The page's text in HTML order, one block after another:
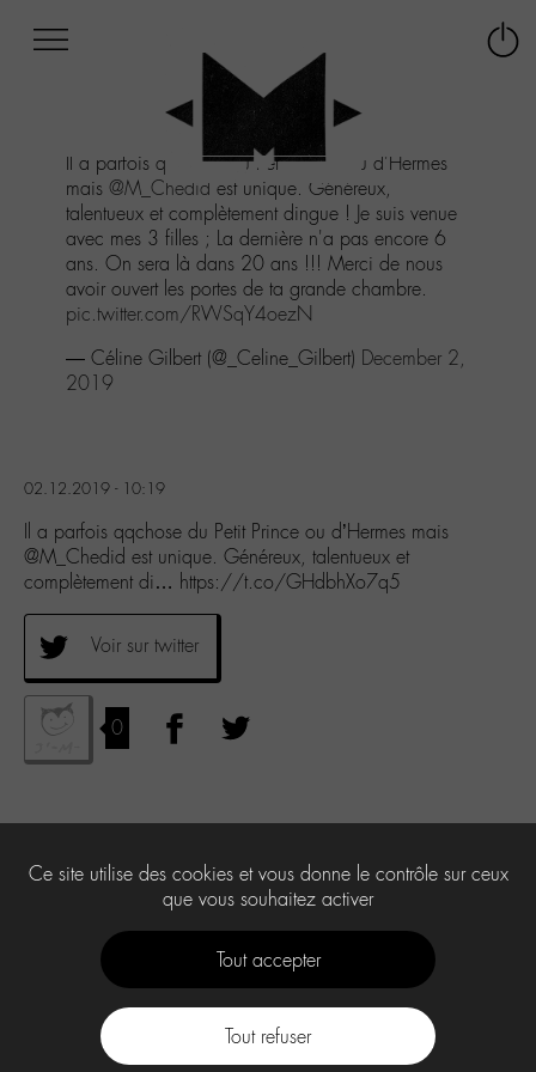
menu
Aller
au
contenu
Aller
recherche
Il a parfois qqchose du Petit Prince ou d'Hermes
mais @M_Chedid est unique. Généreux,
talentueux et complètement dingue ! Je suis venue
avec mes 3 filles ; La dernière n'a pas encore 6
ans. On sera là dans 20 ans !!! Merci de nous
avoir ouvert les portes de ta grande chambre.
pic.twitter.com/RWSqY4oezN
— Céline Gilbert (@_Celine_Gilbert) December 2,
2019
02.12.2019 - 10:19
Il a parfois qqchose du Petit Prince ou d’Hermes mais
@M_Chedid est unique. Généreux, talentueux et
complètement di… https://t.co/GHdbhXo7q5
Voir sur twitter
0
Ce site utilise des cookies et vous donne le contrôle sur ceux
que vous souhaitez activer
Tout accepter
Tout refuser